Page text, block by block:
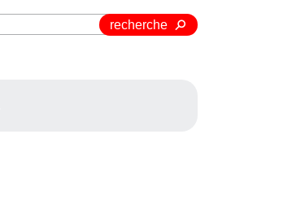
recherche